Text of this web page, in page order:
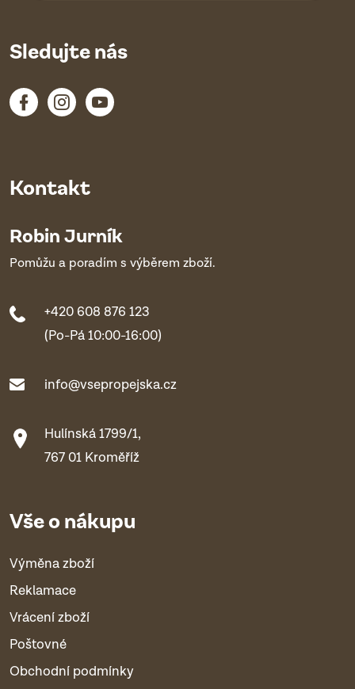
Kontakt
Robin Jurník
Pomůžu a poradím s výběrem zboží.
+420 608 876 123
(Po-Pá 10:00-16:00)
info@vsepropejska.cz
Hulínská 1799/1,
767 01 Kroměříž
Vše o nákupu
Výměna zboží
Reklamace
Vrácení zboží
Poštovné
Obchodní podmínky
Sledujte nás